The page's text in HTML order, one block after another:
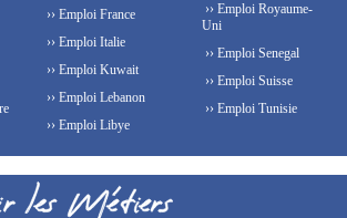
›› Emploi France
›› Emploi Italie
›› Emploi Kuwait
›› Emploi Lebanon
›› Emploi Libye
›› Emploi Royaume-
Uni
›› Emploi Senegal
›› Emploi Suisse
›› Emploi Tunisie